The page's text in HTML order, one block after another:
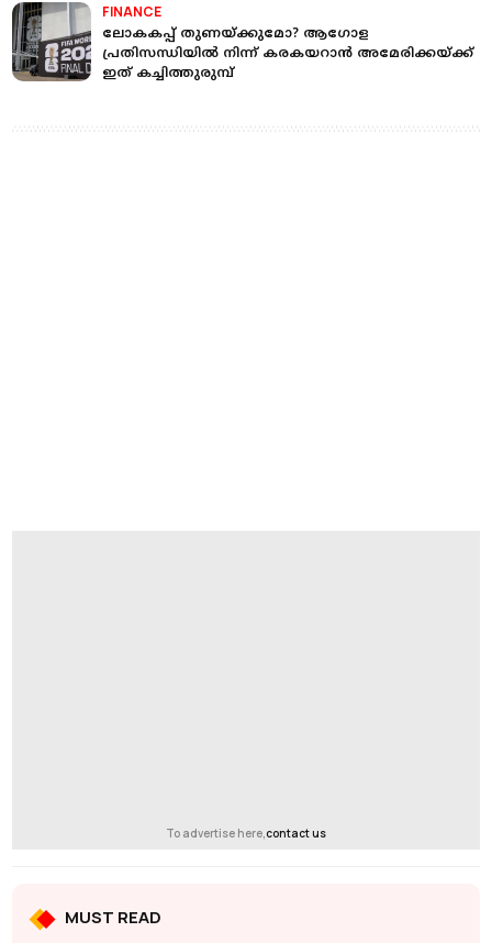
FINANCE
ലോകകപ്പ് തുണയ്ക്കുമോ? ആഗോള
പ്രതിസന്ധിയില്‍ നിന്ന് കരകയറാന്‍ അമേരിക്കയ്ക്ക്
ഇത് കച്ചിത്തുരുമ്പ്
To advertise here,contact us
MUST READ